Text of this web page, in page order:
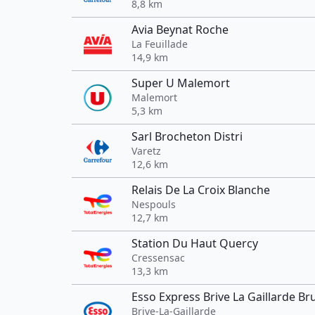
8,8 km
Avia Beynat Roche
La Feuillade
14,9 km
Super U Malemort
Malemort
5,3 km
Sarl Brocheton Distri
Varetz
12,6 km
Relais De La Croix Blanche
Nespouls
12,7 km
Station Du Haut Quercy
Cressensac
13,3 km
Esso Express Brive La Gaillarde
Brive-La-Gaillarde